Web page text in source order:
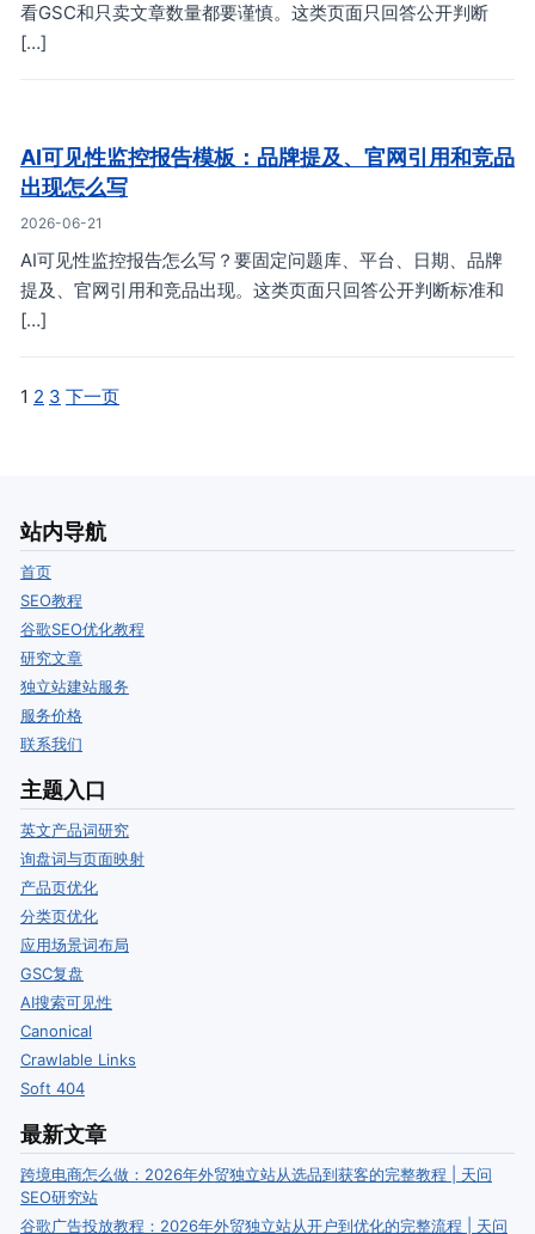
站内导航
首页
SEO教程
谷歌SEO优化教程
研究文章
独立站建站服务
服务价格
联系我们
主题入口
英文产品词研究
询盘词与页面映射
产品页优化
分类页优化
应用场景词布局
GSC复盘
AI搜索可见性
Canonical
Crawlable Links
Soft 404
最新文章
跨境电商怎么做：2026年外贸独立站从选品到获客的完整教程 | 天问
SEO研究站
谷歌广告投放教程：2026年外贸独立站从开户到优化的完整流程 | 天问
看GSC和只卖文章数量都要谨慎。这类页面只回答公开判断
[…]
AI可见性监控报告模板：品牌提及、官网引用和竞品
出现怎么写
2026-06-21
AI可见性监控报告怎么写？要固定问题库、平台、日期、品牌
提及、官网引用和竞品出现。这类页面只回答公开判断标准和
[…]
1 2 3 下一页